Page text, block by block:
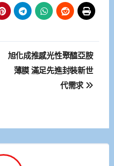
旭化成推感光性聚醯亞胺
薄膜 滿足先進封裝新世
代需求